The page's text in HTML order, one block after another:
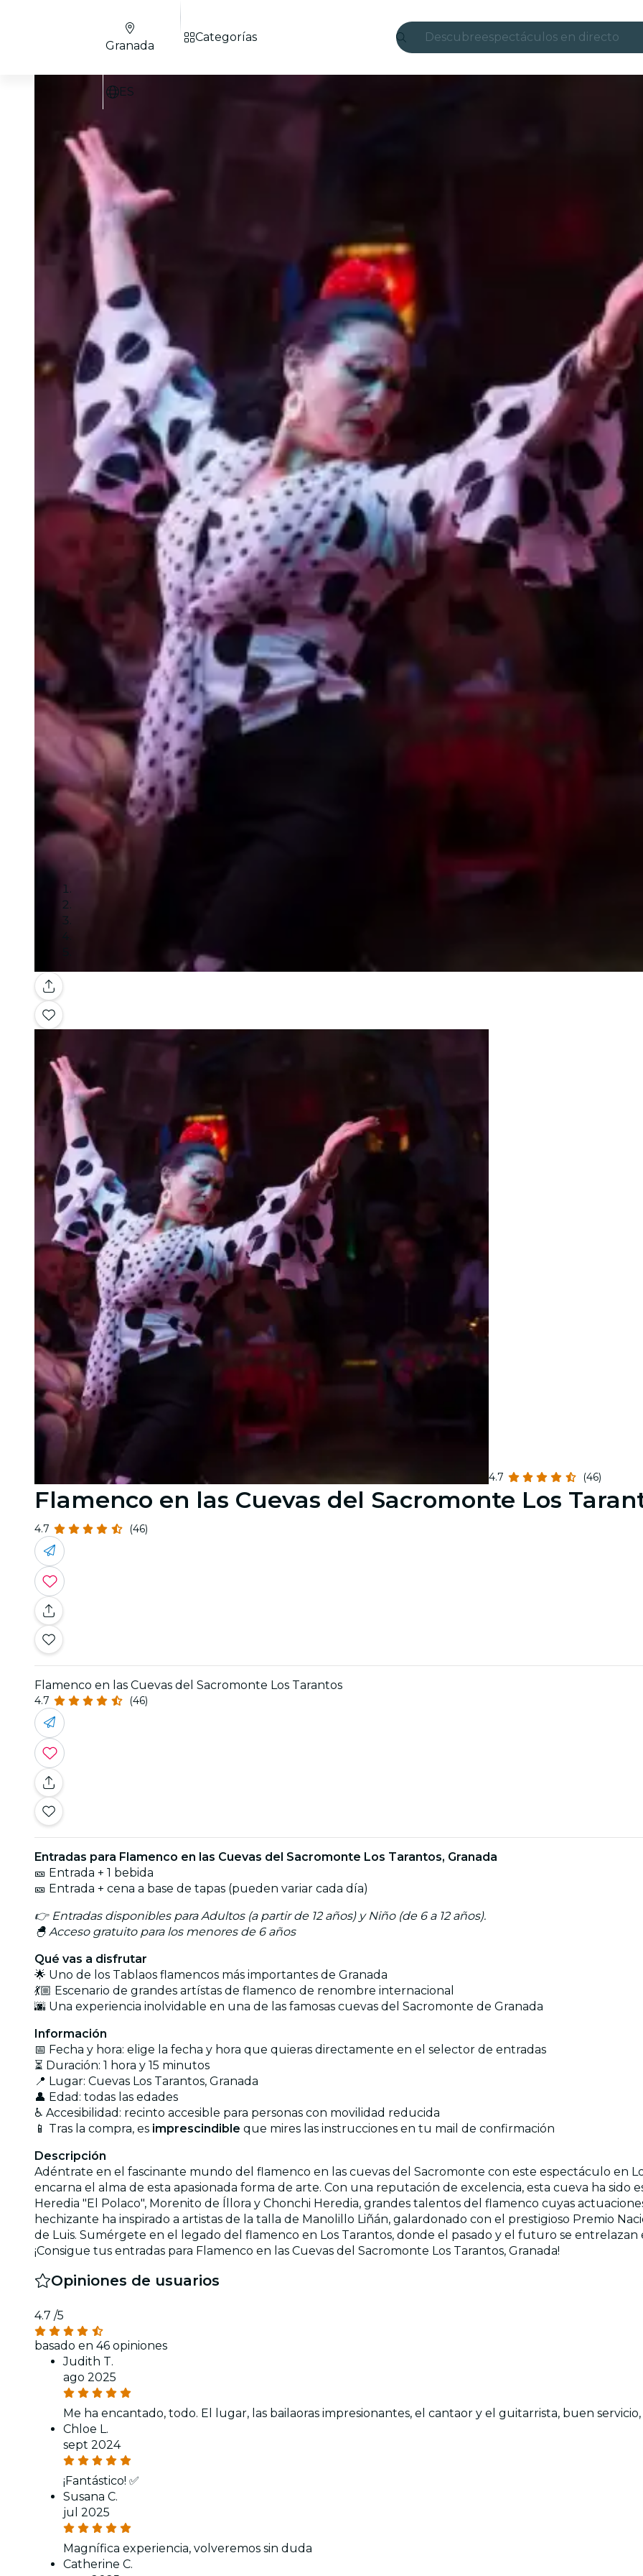
Descubreespectáculos en directo
recorridos por la ciudad
cine
Granada
ES
Categorías
Galería
4.7 (46)
Flamenco en las Cuevas del Sacromonte Los
4.7 (46)
Flamenco en las Cuevas del Sacromonte Los Tarantos
4.7 (46)
Entradas para Flamenco en las Cuevas del Sacromonte Los Tarantos, Granada
🎫 Entrada + 1 bebida
🎫 Entrada + cena a base de tapas (pueden variar cada día)
👉 Entradas disponibles para Adultos (a partir de 12 años) y Niño (de 6 a 12 años).
🐣 Acceso gratuito para los menores de 6 años
Qué vas a disfrutar
🌟 Uno de los Tablaos flamencos más importantes de Granada
💃🏼 Escenario de grandes artístas de flamenco de renombre internacional
🌆 Una experiencia inolvidable en una de las famosas cuevas del Sacromonte de Granada
Información
📅 Fecha y hora: elige la fecha y hora que quieras directamente en el selector de entradas
⏳ Duración: 1 hora y 15 minutos
📍 Lugar: Cuevas Los Tarantos, Granada
👤 Edad: todas las edades
♿️ Accesibilidad: recinto accesible para personas con movilidad reducida
📱 Tras la compra, es imprescindible que mires las instrucciones en tu mail de confirmación
Descripción
Adéntrate en el fascinante mundo del flamenco en las cuevas del Sacromonte con este espectáculo en
encarna el alma de esta apasionada forma de arte. Con una reputación de excelencia, esta cueva ha sido
Heredia "El Polaco", Morenito de Íllora y Chonchi Heredia, grandes talentos del flamenco cuyas
hechizante ha inspirado a artistas de la talla de Manolillo Liñán, galardonado con el prestigioso Premio
de Luis. Sumérgete en el legado del flamenco en Los Tarantos, donde el pasado y el futuro se entrelazan
¡Consigue tus entradas para Flamenco en las Cuevas del Sacromonte Los Tarantos, Granada!
Opiniones de usuarios
4.7 /5
basado en 46 opiniones
Judith T.
ago 2025
Me ha encantado, todo. El lugar, las bailaoras impresionantes, el cantaor y el guitarrista, buen
Chloe L.
sept 2024
¡Fantástico! ✅
Susana C.
jul 2025
Magnífica experiencia, volveremos sin duda
Catherine C.